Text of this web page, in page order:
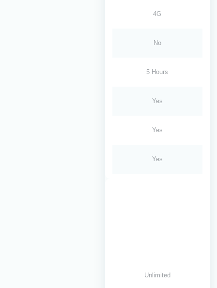
4G
No
5 Hours
Yes
Yes
Yes
Unlimited